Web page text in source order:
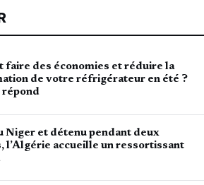
faire des économies et réduire la
de votre réfrigérateur en été ?
répond
Niger et détenu pendant deux
l’Algérie accueille un ressortissant